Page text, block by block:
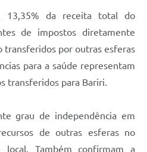
13,35% da receita total do
de impostos diretamente
transferidos por outras esferas
para a saúde representam
transferidos para Bariri.
grau de independência em
de outras esferas no
local. Também confirmam a